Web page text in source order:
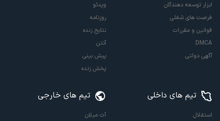
ابزار توسعه دهندگان
فرصت های شغلی
قوانین و مقررات
DMCA
آگهی دولتی
ویدئو
روزنامه
نتایج زنده
آنتن
پیش بینی
پخش زنده
تیم های داخلی
استقلال
تیم های خارجی
آث میلان